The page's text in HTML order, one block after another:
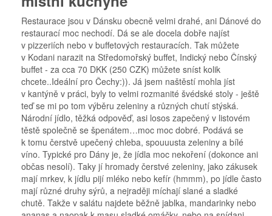
Restaurace jsou v Dánsku obecně velmi drahé, ani Dánové do
restaurací moc nechodí. Dá se ale docela dobře najíst
v pizzeriích nebo v buffetových restauracích. Tak můžete
v Kodani narazit na Středomořský buffet, Indický nebo Čínský
buffet - za cca 70 DKK (250 CZK) můžete sníst kolik
chcete..Ideální pro Čechy:)). Já jsem naštěstí mohla jíst
v kantýně v práci, byly to velmi rozmanité švédské stoly - ještě
teď se mi po tom výběru zeleniny a různých chutí stýská.
Národní jídlo, těžká odpověď, asi losos zapečený v listovém
těstě společně se špenátem…moc moc dobré. Podává se
k tomu čerstvě upečený chleba, spouuusta zeleniny a bílé
víno. Typické pro Dány je, že jídla moc nekoření (dokonce ani
občas nesolí). Taky jí hromady čerstvé zeleniny, jako zákusek
mají mrkev, k jídlu pijí mléko nebo kefír (hmmm), po jídle často
mají různé druhy sýrů, a nejraději míchají slané a sladké
chutě. Takže v salátu najdete běžně jablka, mandarinky nebo